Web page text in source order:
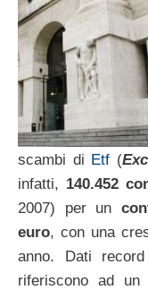
scambi di Etf (
infatti, 140.452
2007) per un
euro, con una
anno. Dati
riferiscono ad un